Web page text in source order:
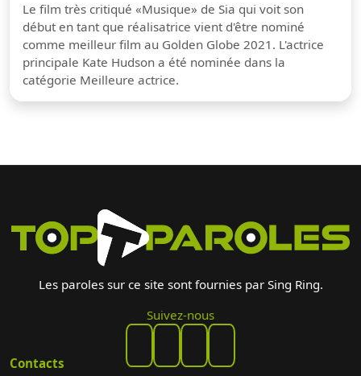
Le film très critiqué «Musique» de Sia qui voit son
début en tant que réalisatrice vient d'être nominé
comme meilleur film au Golden Globe 2021. L'actrice
principale Kate Hudson a été nominée dans la
catégorie Meilleure actrice.
Les paroles sur ce site sont fournies par Sing Ring.
Suivez-nous
Contacts